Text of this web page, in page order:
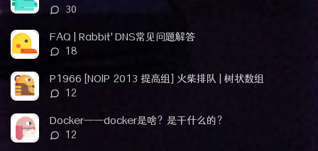
a
r
t
i
l
e
m
t
评
数：
30
FAQ | Rabbit'DNS常见问题解答
评
数：
18
P1966 [NOIP 2013 提高组] 火柴排队 | 树状数组
评
数：
12
Docker——docker是啥？是干什么的？
评
12